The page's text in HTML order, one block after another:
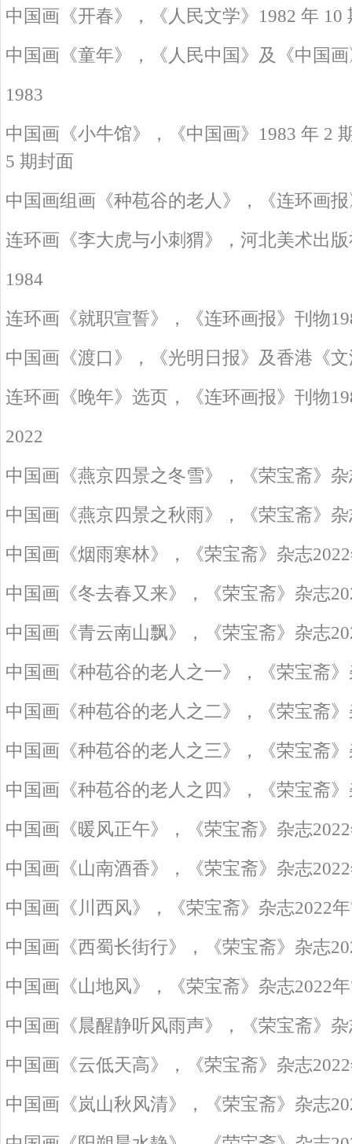
中国画《开春》，《人民文学》1982 年 10
中国画《童年》，《人民中国》及《中国
1983
中国画《小牛馆》，《中国画》1983 年 2
5 期封面
中国画组画《种苞谷的老人》，《连环画
连环画《李大虎与小刺猬》，河北美术出
1984
连环画《就职宣誓》，《连环画报》刊物
中国画《渡口》，《光明日报》及香港《
连环画《晚年》选页，《连环画报》刊物
2022
中国画《燕京四景之冬雪》，《荣宝斋》
中国画《燕京四景之秋雨》，《荣宝斋》
中国画《烟雨寒林》，《荣宝斋》杂志
中国画《冬去春又来》，《荣宝斋》杂志
中国画《青云南山飘》，《荣宝斋》杂志
中国画《种苞谷的老人之一》，《荣宝斋
中国画《种苞谷的老人之二》，《荣宝斋
中国画《种苞谷的老人之三》，《荣宝斋
中国画《种苞谷的老人之四》，《荣宝斋
中国画《暖风正午》，《荣宝斋》杂志
中国画《山南酒香》，《荣宝斋》杂志
中国画《川西风》，《荣宝斋》杂志2022
中国画《西蜀长街行》，《荣宝斋》杂志
中国画《山地风》，《荣宝斋》杂志2022
中国画《晨醒静听风雨声》，《荣宝斋》
中国画《云低天高》，《荣宝斋》杂志
中国画《岚山秋风清》，《荣宝斋》杂志